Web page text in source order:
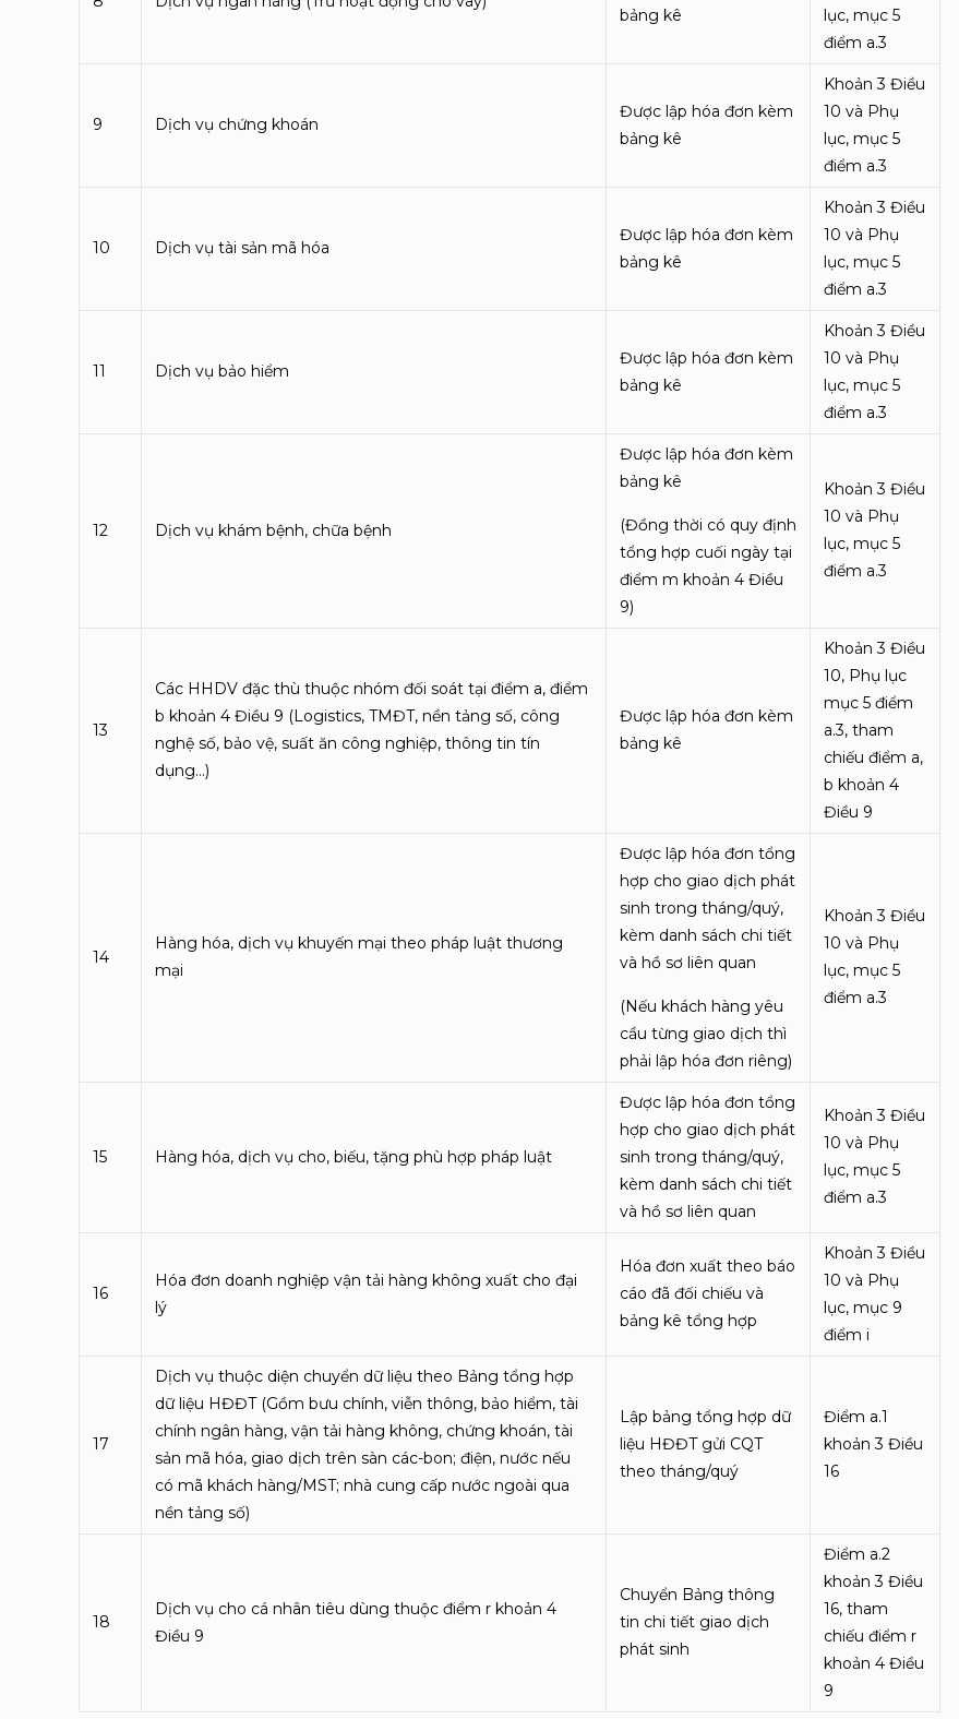
bảng kê
lục, mục 5
điểm a.3
9 Dịch vụ chứng khoán
Được lập hóa đơn kèm
bảng kê
Khoản 3 Điều
10 và Phụ
lục, mục 5
điểm a.3
10 Dịch vụ tài sản mã hóa
Được lập hóa đơn kèm
bảng kê
Khoản 3 Điều
10 và Phụ
lục, mục 5
điểm a.3
11 Dịch vụ bảo hiểm
Được lập hóa đơn kèm
bảng kê
Khoản 3 Điều
10 và Phụ
lục, mục 5
điểm a.3
12 Dịch vụ khám bệnh, chữa bệnh
Được lập hóa đơn kèm
bảng kê
(Đồng thời có quy định
tổng hợp cuối ngày tại
điểm m khoản 4 Điều
9)
Khoản 3 Điều
10 và Phụ
lục, mục 5
điểm a.3
13
Các HHDV đặc thù thuộc nhóm đối soát tại điểm a, điểm
b khoản 4 Điều 9 (Logistics, TMĐT, nền tảng số, công
nghệ số, bảo vệ, suất ăn công nghiệp, thông tin tín
dụng…)
Được lập hóa đơn kèm
bảng kê
Khoản 3 Điều
10, Phụ lục
mục 5 điểm
a.3, tham
chiếu điểm a,
b khoản 4
Điều 9
14
Hàng hóa, dịch vụ khuyến mại theo pháp luật thương
mại
Được lập hóa đơn tổng
hợp cho giao dịch phát
sinh trong tháng/quý,
kèm danh sách chi tiết
và hồ sơ liên quan
(Nếu khách hàng yêu
cầu từng giao dịch thì
phải lập hóa đơn riêng)
Khoản 3 Điều
10 và Phụ
lục, mục 5
điểm a.3
15 Hàng hóa, dịch vụ cho, biếu, tặng phù hợp pháp luật
Được lập hóa đơn tổng
hợp cho giao dịch phát
sinh trong tháng/quý,
kèm danh sách chi tiết
và hồ sơ liên quan
Khoản 3 Điều
10 và Phụ
lục, mục 5
điểm a.3
16
Hóa đơn doanh nghiệp vận tải hàng không xuất cho đại
lý
Hóa đơn xuất theo báo
cáo đã đối chiếu và
bảng kê tổng hợp
Khoản 3 Điều
10 và Phụ
lục, mục 9
điểm i
17
Dịch vụ thuộc diện chuyển dữ liệu theo Bảng tổng hợp
dữ liệu HĐĐT (Gồm bưu chính, viễn thông, bảo hiểm, tài
chính ngân hàng, vận tải hàng không, chứng khoán, tài
sản mã hóa, giao dịch trên sàn các-bon; điện, nước nếu
có mã khách hàng/MST; nhà cung cấp nước ngoài qua
nền tảng số)
Lập bảng tổng hợp dữ
liệu HĐĐT gửi CQT
theo tháng/quý
Điểm a.1
khoản 3 Điều
16
18
Dịch vụ cho cá nhân tiêu dùng thuộc điểm r khoản 4
Điều 9
Chuyển Bảng thông
tin chi tiết giao dịch
phát sinh
Điểm a.2
khoản 3 Điều
16, tham
chiếu điểm r
khoản 4 Điều
9